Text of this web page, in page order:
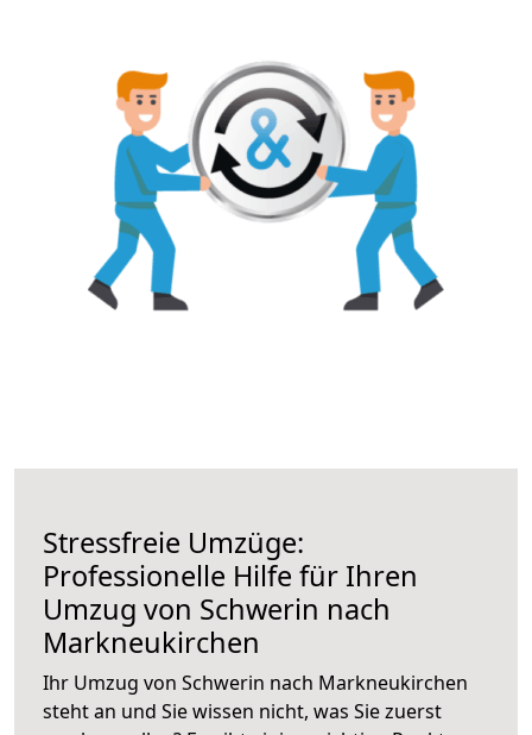
Stressfreie Umzüge:
Professionelle Hilfe für Ihren
Umzug von Schwerin nach
Markneukirchen
Ihr Umzug von Schwerin nach Markneukirchen
steht an und Sie wissen nicht, was Sie zuerst